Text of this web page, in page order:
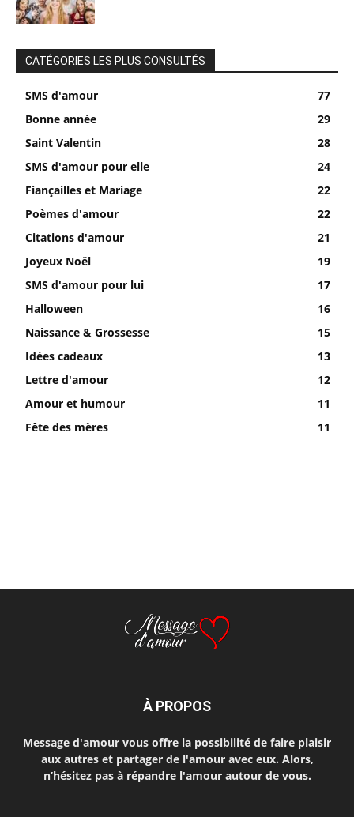
CATÉGORIES LES PLUS CONSULTÉS
SMS d'amour
77
Bonne année
29
Saint Valentin
28
SMS d'amour pour elle
24
Fiançailles et Mariage
22
Poèmes d'amour
22
Citations d'amour
21
Joyeux Noël
19
SMS d'amour pour lui
17
Halloween
16
Naissance & Grossesse
15
Idées cadeaux
13
Lettre d'amour
12
Amour et humour
11
Fête des mères
11
À PROPOS
Message d'amour vous offre la possibilité de faire plaisir
aux autres et partager de l'amour avec eux. Alors,
n’hésitez pas à répandre l'amour autour de vous.